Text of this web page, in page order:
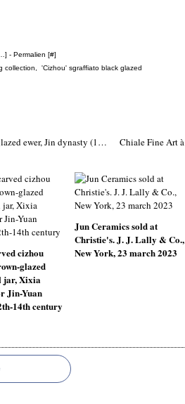
] - Permalien [#]
collection 'Cizhou' sgraffiato black glazed
A small Chinese 'Cizhou' ribbed black glazed ewer, Jin dynasty (1115–1234)
cizhou
glazed
jar, Xixia
Jin-Yuan
14th century
Jun Ceramics sold at
Christie's. J. J. Lally & Co.,
New York, 23 march 2023